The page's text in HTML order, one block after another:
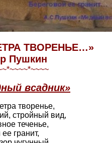
ТВОРЕНЬЕ…»
Пушкин
всадник»
творенье,
стройный вид,
теченье,
гранит,